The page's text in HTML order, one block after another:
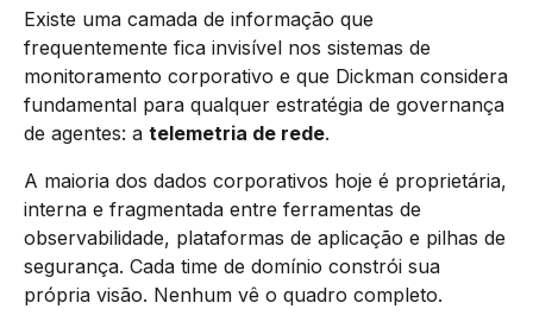
Existe uma camada de informação que
frequentemente fica invisível nos sistemas de
monitoramento corporativo e que Dickman considera
fundamental para qualquer estratégia de governança
de agentes: a telemetria de rede.
A maioria dos dados corporativos hoje é proprietária,
interna e fragmentada entre ferramentas de
observabilidade, plataformas de aplicação e pilhas de
segurança. Cada time de domínio constrói sua
própria visão. Nenhum vê o quadro completo.